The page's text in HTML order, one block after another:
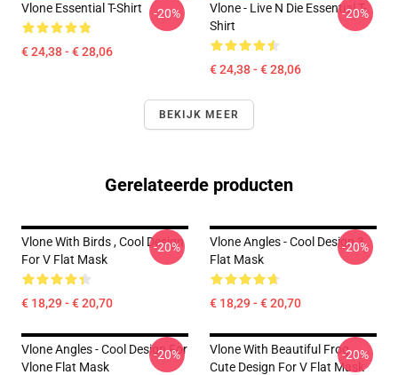
Vlone Essential T-Shirt
€ 24,38 - € 28,06
-20%
Vlone - Live N Die Essential T-
Shirt
€ 24,38 - € 28,06
-20%
BEKIJK MEER
Gerelateerde producten
Vlone With Birds , Cool Design
For V Flat Mask
€ 18,29 - € 20,70
-20%
Vlone Angles - Cool Design 3
Flat Mask
€ 18,29 - € 20,70
-20%
Vlone Angles - Cool Design For
Vlone Flat Mask
-20%
Vlone With Beautiful Frog ,
Cute Design For V Flat Mask
-20%